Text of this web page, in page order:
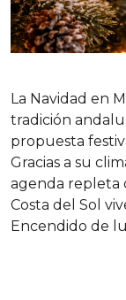
La Navidad en
tradición
propuesta
Gracias a su
agenda repleta
Costa del Sol
Encendido de